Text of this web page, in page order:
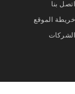
اتصل بنا
خريطة الموقع
الشركات